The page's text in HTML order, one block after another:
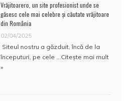
Vrăjitoarero, un site profesionist unde se
găsesc cele mai celebre și căutate vrăjitoare
din România
02/04/2025
Siteul nostru a găzduit, încă de la
începuturi, pe cele …Citește mai mult
»